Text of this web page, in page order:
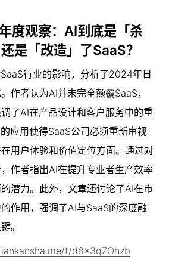
度观察：AI到底是「杀
是「改造」了SaaS？
行业的影响，分析了2024年日
作者认为AI并未完全颠覆SaaS，
了AI在产品设计和客户服务中的重
应用使得SaaS公司必须重新审视
用户体验和价值定位方面。通过对
作者指出AI在提升专业者生产效率
潜力。此外，文章还讨论了AI在市
作用，强调了AI与SaaS的深度融
。
t/d8x3qZOhzb